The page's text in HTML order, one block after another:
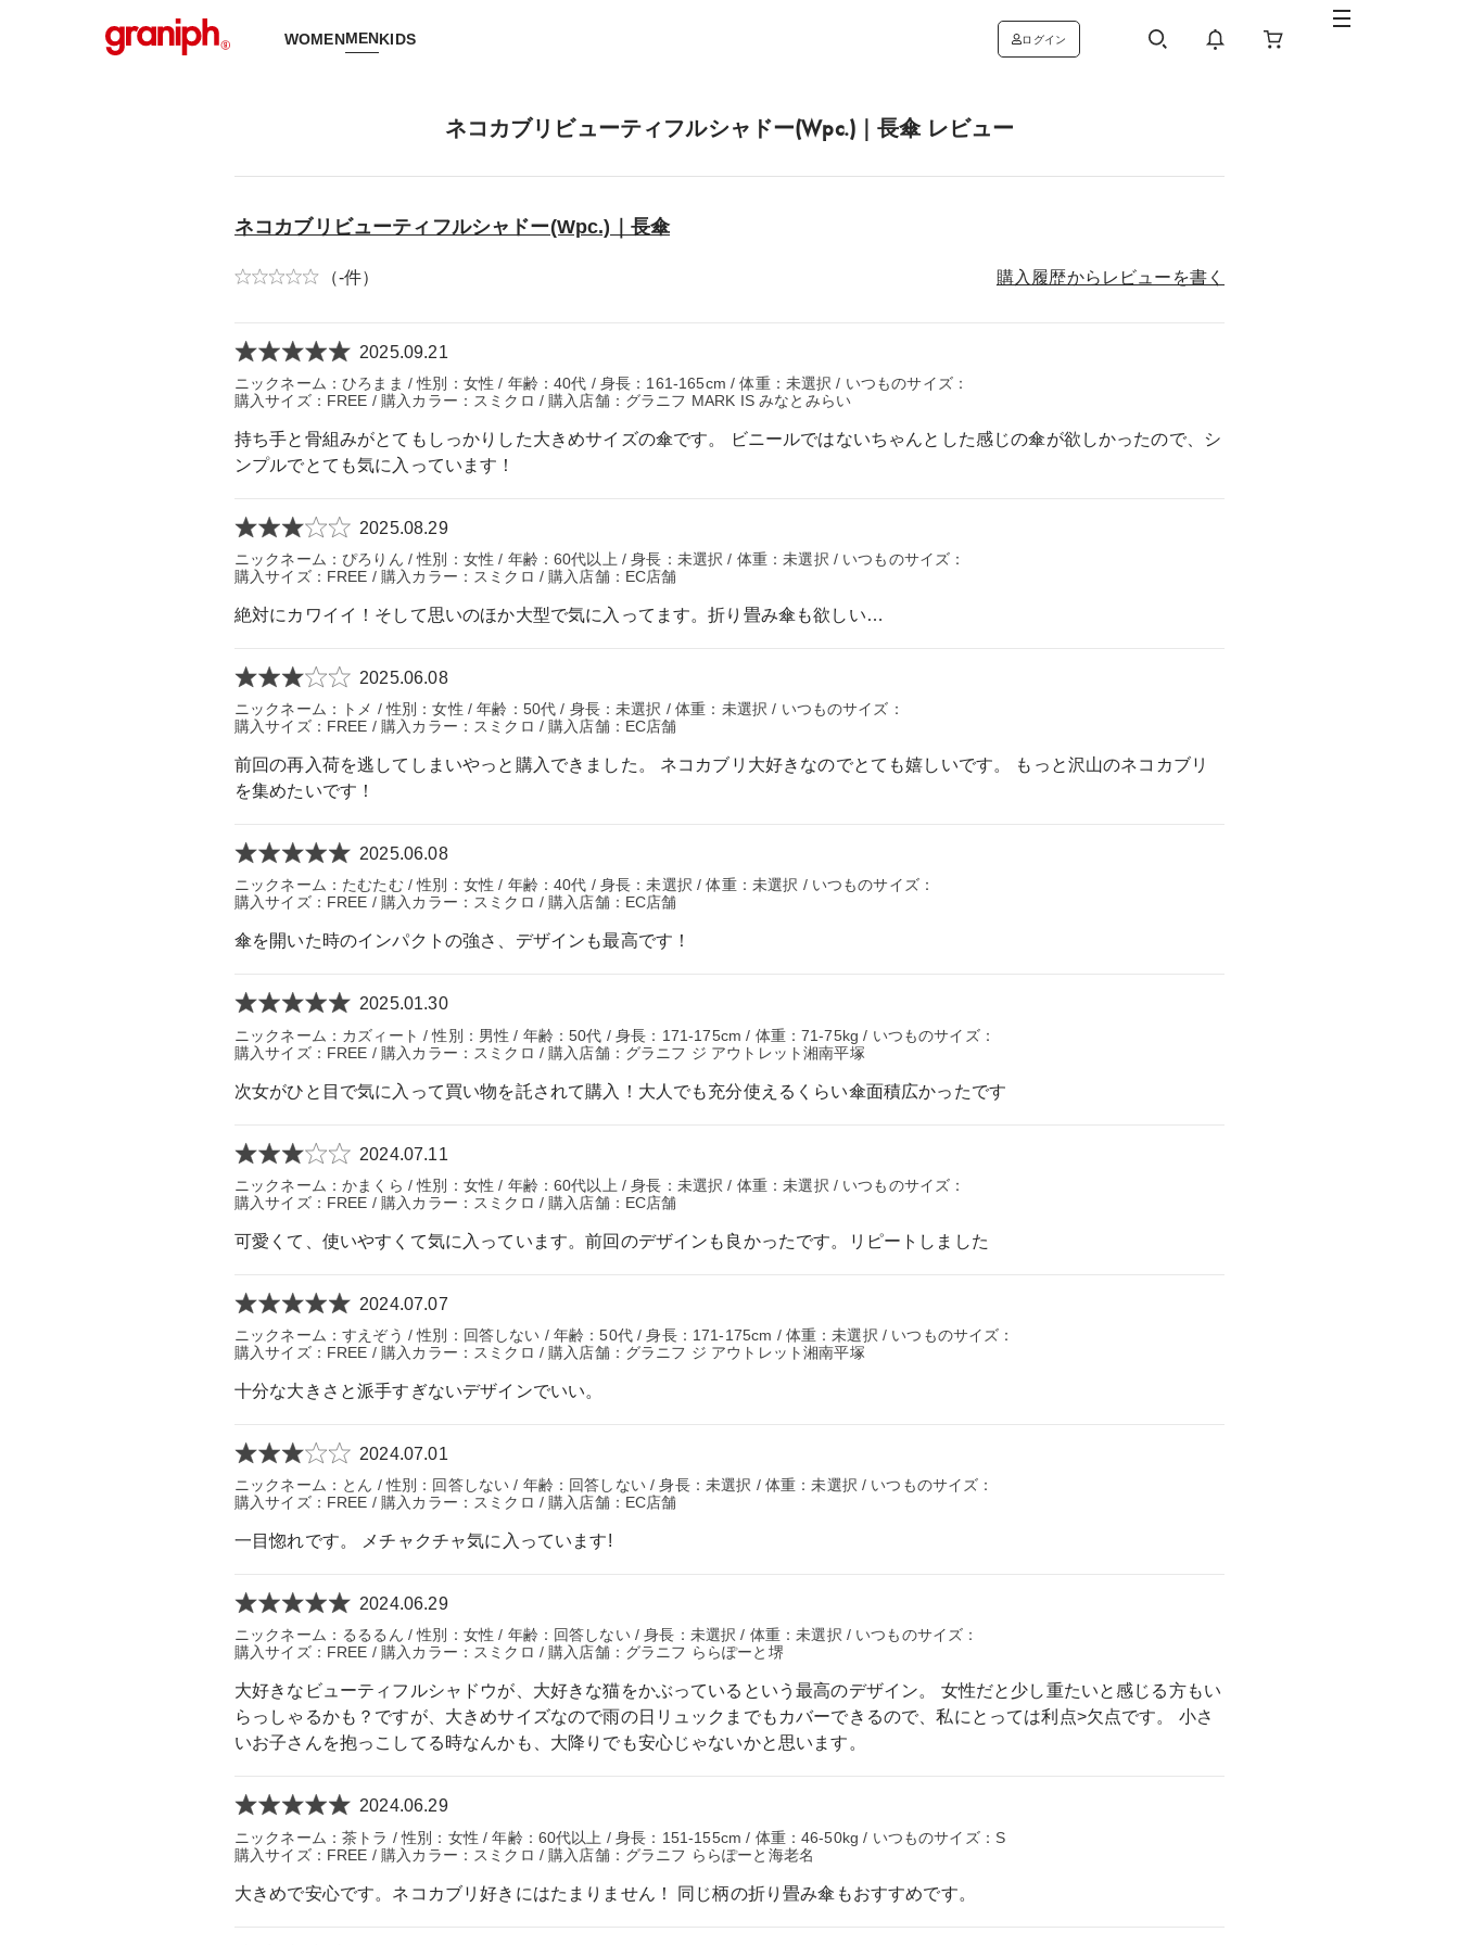
WOMENMENKIDS ログイン
ネコカブリビューティフルシャドー(Wpc.)｜長傘 レビュー
ネコカブリビューティフルシャドー(Wpc.)｜長傘
（-件） 購入履歴からレビューを書く
2025.09.21
ニックネーム：ひろまま / 性別：女性 / 年齢：40代 / 身長：161-165cm / 体重：未選択 / いつものサイズ：
購入サイズ：FREE / 購入カラー：スミクロ / 購入店舗：グラニフ MARK IS みなとみらい
持ち手と骨組みがとてもしっかりした大きめサイズの傘です。 ビニールではないちゃんとした感じの傘が欲しかったので、シ
ンプルでとても気に入っています！
2025.08.29
ニックネーム：ぴろりん / 性別：女性 / 年齢：60代以上 / 身長：未選択 / 体重：未選択 / いつものサイズ：
購入サイズ：FREE / 購入カラー：スミクロ / 購入店舗：EC店舗
絶対にカワイイ！そして思いのほか大型で気に入ってます。折り畳み傘も欲しい…
2025.06.08
ニックネーム：トメ / 性別：女性 / 年齢：50代 / 身長：未選択 / 体重：未選択 / いつものサイズ：
購入サイズ：FREE / 購入カラー：スミクロ / 購入店舗：EC店舗
前回の再入荷を逃してしまいやっと購入できました。 ネコカブリ大好きなのでとても嬉しいです。 もっと沢山のネコカブリ
を集めたいです！
2025.06.08
ニックネーム：たむたむ / 性別：女性 / 年齢：40代 / 身長：未選択 / 体重：未選択 / いつものサイズ：
購入サイズ：FREE / 購入カラー：スミクロ / 購入店舗：EC店舗
傘を開いた時のインパクトの強さ、デザインも最高です！
2025.01.30
ニックネーム：カズィート / 性別：男性 / 年齢：50代 / 身長：171-175cm / 体重：71-75kg / いつものサイズ：
購入サイズ：FREE / 購入カラー：スミクロ / 購入店舗：グラニフ ジ アウトレット湘南平塚
次女がひと目で気に入って買い物を託されて購入！大人でも充分使えるくらい傘面積広かったです
2024.07.11
ニックネーム：かまくら / 性別：女性 / 年齢：60代以上 / 身長：未選択 / 体重：未選択 / いつものサイズ：
購入サイズ：FREE / 購入カラー：スミクロ / 購入店舗：EC店舗
可愛くて、使いやすくて気に入っています。前回のデザインも良かったです。リピートしました
2024.07.07
ニックネーム：すえぞう / 性別：回答しない / 年齢：50代 / 身長：171-175cm / 体重：未選択 / いつものサイズ：
購入サイズ：FREE / 購入カラー：スミクロ / 購入店舗：グラニフ ジ アウトレット湘南平塚
十分な大きさと派手すぎないデザインでいい。
2024.07.01
ニックネーム：とん / 性別：回答しない / 年齢：回答しない / 身長：未選択 / 体重：未選択 / いつものサイズ：
購入サイズ：FREE / 購入カラー：スミクロ / 購入店舗：EC店舗
一目惚れです。 メチャクチャ気に入っています!
2024.06.29
ニックネーム：るるるん / 性別：女性 / 年齢：回答しない / 身長：未選択 / 体重：未選択 / いつものサイズ：
購入サイズ：FREE / 購入カラー：スミクロ / 購入店舗：グラニフ ららぽーと堺
大好きなビューティフルシャドウが、大好きな猫をかぶっているという最高のデザイン。 女性だと少し重たいと感じる方もい
らっしゃるかも？ですが、大きめサイズなので雨の日リュックまでもカバーできるので、私にとっては利点>欠点です。 小さ
いお子さんを抱っこしてる時なんかも、大降りでも安心じゃないかと思います。
2024.06.29
ニックネーム：茶トラ / 性別：女性 / 年齢：60代以上 / 身長：151-155cm / 体重：46-50kg / いつものサイズ：S
購入サイズ：FREE / 購入カラー：スミクロ / 購入店舗：グラニフ ららぽーと海老名
大きめで安心です。ネコカブリ好きにはたまりません！ 同じ柄の折り畳み傘もおすすめです。